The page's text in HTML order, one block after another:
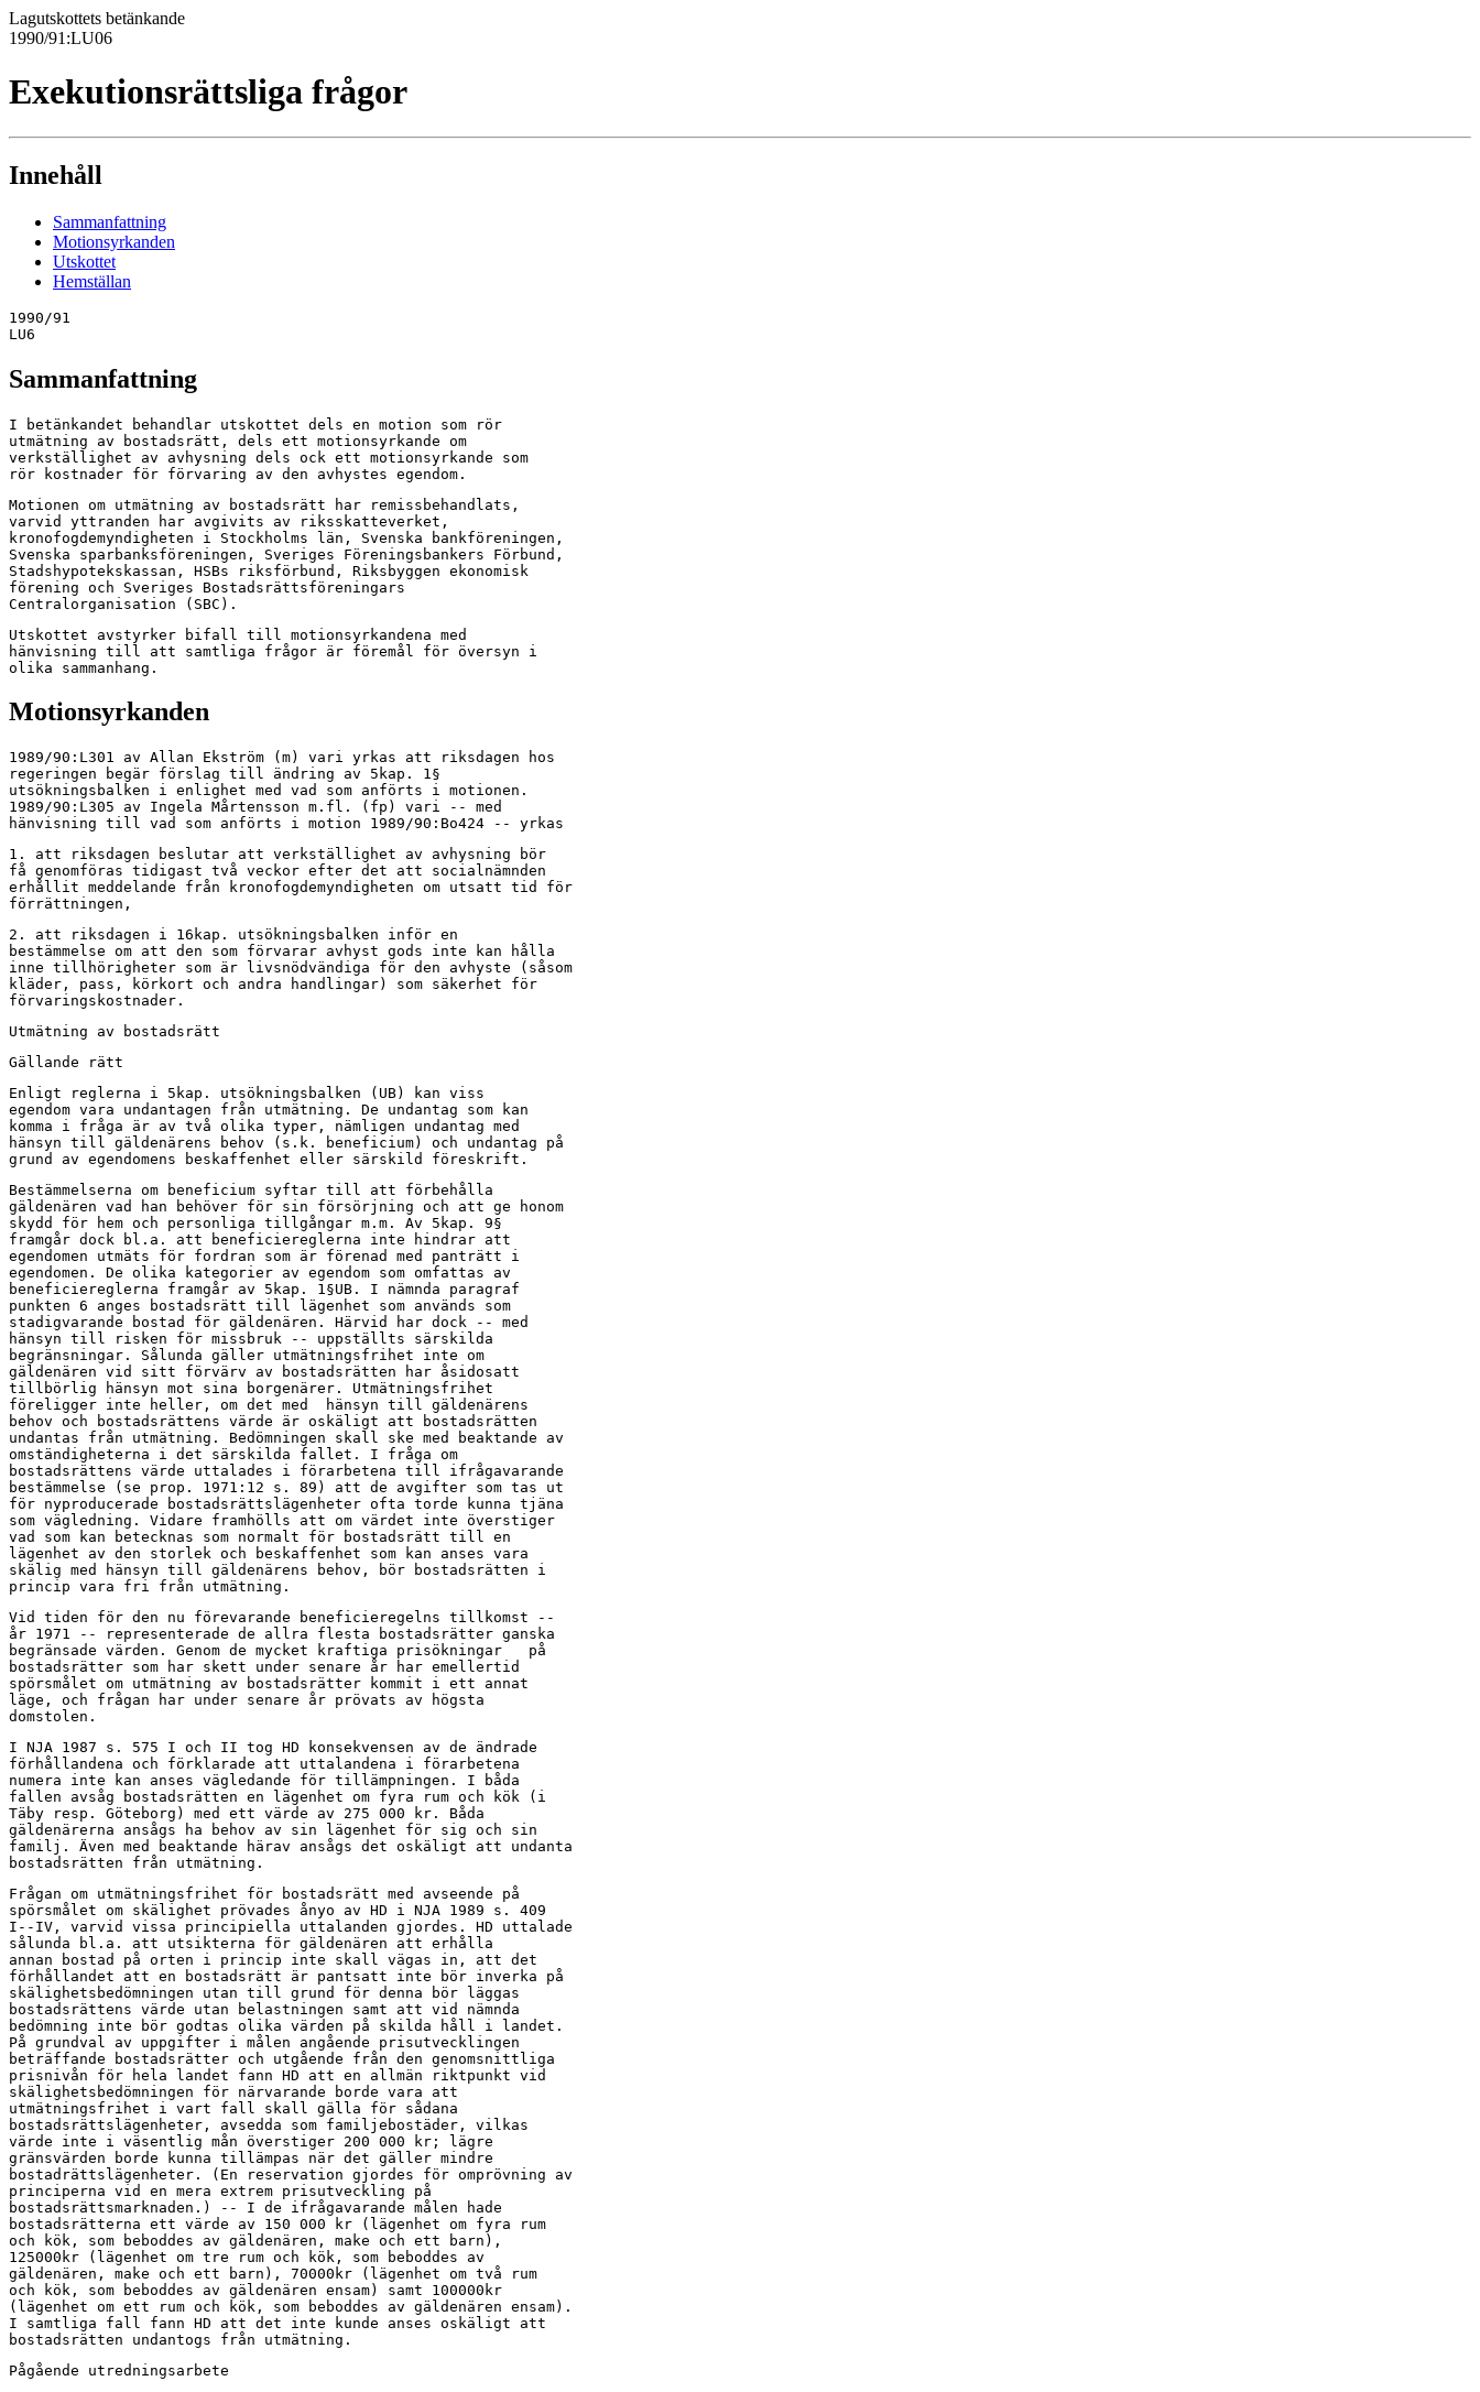
Lagutskottets betänkande
1990/91:LU06
Exekutionsrättsliga frågor
Innehåll
Sammanfattning
Motionsyrkanden
Utskottet
Hemställan
1990/91
LU6
Sammanfattning
I betänkandet behandlar utskottet dels en motion som rör
utmätning av bostadsrätt, dels ett motionsyrkande om
verkställighet av avhysning dels ock ett motionsyrkande som
rör kostnader för förvaring av den avhystes egendom.
Motionen om utmätning av bostadsrätt har remissbehandlats,
varvid yttranden har avgivits av riksskatteverket,
kronofogdemyndigheten i Stockholms län, Svenska bankföreningen,
Svenska sparbanksföreningen, Sveriges Föreningsbankers Förbund,
Stadshypotekskassan, HSBs riksförbund, Riksbyggen ekonomisk
förening och Sveriges Bostadsrättsföreningars
Centralorganisation (SBC).
Utskottet avstyrker bifall till motionsyrkandena med
hänvisning till att samtliga frågor är föremål för översyn i
olika sammanhang.
Motionsyrkanden
1989/90:L301 av Allan Ekström (m) vari yrkas att riksdagen hos
regeringen begär förslag till ändring av 5kap. 1§
utsökningsbalken i enlighet med vad som anförts i motionen.
1989/90:L305 av Ingela Mårtensson m.fl. (fp) vari -- med
hänvisning till vad som anförts i motion 1989/90:Bo424 -- yrkas
1. att riksdagen beslutar att verkställighet av avhysning bör
få genomföras tidigast två veckor efter det att socialnämnden
erhållit meddelande från kronofogdemyndigheten om utsatt tid för
förrättningen,
2. att riksdagen i 16kap. utsökningsbalken inför en
bestämmelse om att den som förvarar avhyst gods inte kan hålla
inne tillhörigheter som är livsnödvändiga för den avhyste (såsom
kläder, pass, körkort och andra handlingar) som säkerhet för
förvaringskostnader.
Utmätning av bostadsrätt
Gällande rätt
Enligt reglerna i 5kap. utsökningsbalken (UB) kan viss
egendom vara undantagen från utmätning. De undantag som kan
komma i fråga är av två olika typer, nämligen undantag med
hänsyn till gäldenärens behov (s.k. beneficium) och undantag på
grund av egendomens beskaffenhet eller särskild föreskrift.
Bestämmelserna om beneficium syftar till att förbehålla
gäldenären vad han behöver för sin försörjning och att ge honom
skydd för hem och personliga tillgångar m.m. Av 5kap. 9§
framgår dock bl.a. att beneficiereglerna inte hindrar att
egendomen utmäts för fordran som är förenad med panträtt i
egendomen. De olika kategorier av egendom som omfattas av
beneficiereglerna framgår av 5kap. 1§UB. I nämnda paragraf
punkten 6 anges bostadsrätt till lägenhet som används som
stadigvarande bostad för gäldenären. Härvid har dock -- med
hänsyn till risken för missbruk -- uppställts särskilda
begränsningar. Sålunda gäller utmätningsfrihet inte om
gäldenären vid sitt förvärv av bostadsrätten har åsidosatt
tillbörlig hänsyn mot sina borgenärer. Utmätningsfrihet
föreligger inte heller, om det med  hänsyn till gäldenärens
behov och bostadsrättens värde är oskäligt att bostadsrätten
undantas från utmätning. Bedömningen skall ske med beaktande av
omständigheterna i det särskilda fallet. I fråga om
bostadsrättens värde uttalades i förarbetena till ifrågavarande
bestämmelse (se prop. 1971:12 s. 89) att de avgifter som tas ut
för nyproducerade bostadsrättslägenheter ofta torde kunna tjäna
som vägledning. Vidare framhölls att om värdet inte överstiger
vad som kan betecknas som normalt för bostadsrätt till en
lägenhet av den storlek och beskaffenhet som kan anses vara
skälig med hänsyn till gäldenärens behov, bör bostadsrätten i
princip vara fri från utmätning.
Vid tiden för den nu förevarande beneficieregelns tillkomst --
år 1971 -- representerade de allra flesta bostadsrätter ganska
begränsade värden. Genom de mycket kraftiga prisökningar   på
bostadsrätter som har skett under senare år har emellertid
spörsmålet om utmätning av bostadsrätter kommit i ett annat
läge, och frågan har under senare år prövats av högsta
domstolen.
I NJA 1987 s. 575 I och II tog HD konsekvensen av de ändrade
förhållandena och förklarade att uttalandena i förarbetena
numera inte kan anses vägledande för tillämpningen. I båda
fallen avsåg bostadsrätten en lägenhet om fyra rum och kök (i
Täby resp. Göteborg) med ett värde av 275 000 kr. Båda
gäldenärerna ansågs ha behov av sin lägenhet för sig och sin
familj. Även med beaktande härav ansågs det oskäligt att undanta
bostadsrätten från utmätning.
Frågan om utmätningsfrihet för bostadsrätt med avseende på
spörsmålet om skälighet prövades ånyo av HD i NJA 1989 s. 409
I--IV, varvid vissa principiella uttalanden gjordes. HD uttalade
sålunda bl.a. att utsikterna för gäldenären att erhålla
annan bostad på orten i princip inte skall vägas in, att det
förhållandet att en bostadsrätt är pantsatt inte bör inverka på
skälighetsbedömningen utan till grund för denna bör läggas
bostadsrättens värde utan belastningen samt att vid nämnda
bedömning inte bör godtas olika värden på skilda håll i landet.
På grundval av uppgifter i målen angående prisutvecklingen
beträffande bostadsrätter och utgående från den genomsnittliga
prisnivån för hela landet fann HD att en allmän riktpunkt vid
skälighetsbedömningen för närvarande borde vara att
utmätningsfrihet i vart fall skall gälla för sådana
bostadsrättslägenheter, avsedda som familjebostäder, vilkas
värde inte i väsentlig mån överstiger 200 000 kr; lägre
gränsvärden borde kunna tillämpas när det gäller mindre
bostadrättslägenheter. (En reservation gjordes för omprövning av
principerna vid en mera extrem prisutveckling på
bostadsrättsmarknaden.) -- I de ifrågavarande målen hade
bostadsrätterna ett värde av 150 000 kr (lägenhet om fyra rum
och kök, som beboddes av gäldenären, make och ett barn),
125000kr (lägenhet om tre rum och kök, som beboddes av
gäldenären, make och ett barn), 70000kr (lägenhet om två rum
och kök, som beboddes av gäldenären ensam) samt 100000kr
(lägenhet om ett rum och kök, som beboddes av gäldenären ensam).
I samtliga fall fann HD att det inte kunde anses oskäligt att
bostadsrätten undantogs från utmätning.
Pågående utredningsarbete